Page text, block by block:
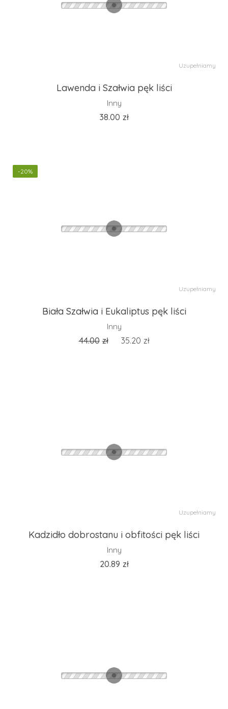
Uzupełniamy
Lawenda i Szałwia pęk liści
Inny
38.00 zł
-20%
Uzupełniamy
Biała Szałwia i Eukaliptus pęk liści
Inny
44.00 zł 35.20 zł
Uzupełniamy
Kadzidło dobrostanu i obfitości pęk liści
Inny
20.89 zł